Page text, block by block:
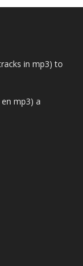
in mp3) to
mp3) a